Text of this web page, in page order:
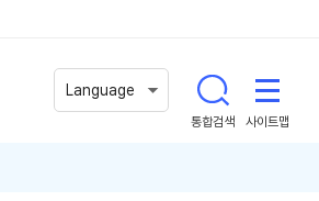
Language
통합검색 사이트맵